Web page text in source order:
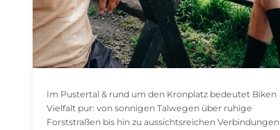
Im Pustertal & rund um den Kronplatz bedeutet Biken
Vielfalt pur: von sonnigen Talwegen über ruhige
Forststraßen bis hin zu aussichtsreichen Verbindungen